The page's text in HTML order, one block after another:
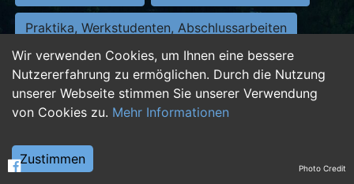
Wir verwenden Cookies, um Ihnen eine bessere
Nutzererfahrung zu ermöglichen. Durch die Nutzung
unserer Webseite stimmen Sie unserer Verwendung
von Cookies zu. Mehr Informationen
Zustimmen
Praktika, Werkstudenten, Abschlussarbeiten
Personalwesen Assistenz, Sekretariat
Hilfskräfte, Aushilfs- und Nebenjobs
Weiterbildung, Studium, duale Ausbildung Photo Credit